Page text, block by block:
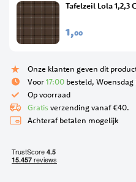
Tafelzeil Lola 1,2,3
1,00
Onze klanten geven dit
Voor17:00 besteld,
Op voorraad
Gratis verzending vanaf €40.
Achteraf betalen mogelijk